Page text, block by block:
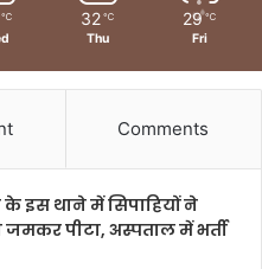
℃ 32 ℃
Thu
29 ℃
Fri
Comments
के इस थाने में सिपाहियों ने
जमकर पीटा, अस्पताल में भर्ती